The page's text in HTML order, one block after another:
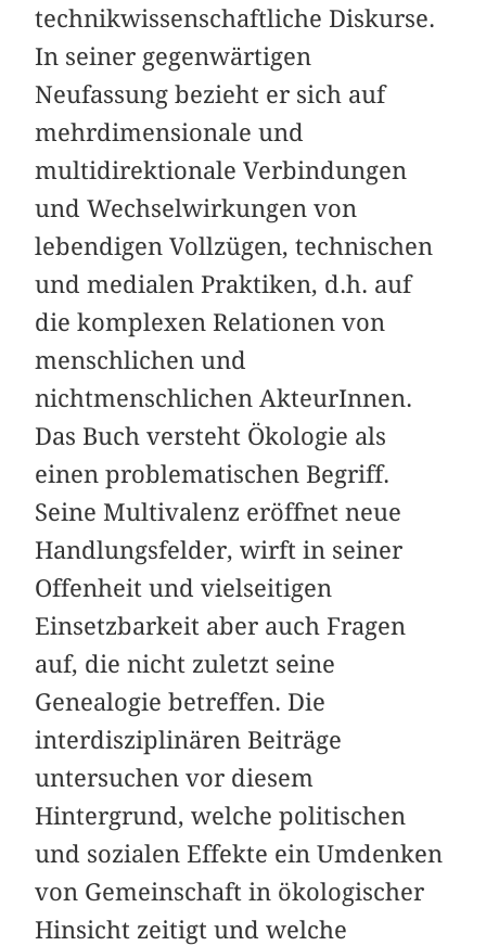
technikwissenschaftliche Diskurse.
In seiner gegenwärtigen
Neufassung bezieht er sich auf
mehr­dimensionale und
multidirektionale Verbindungen
und Wechselwirkungen von
lebendigen Vollzügen, technischen
und medialen Praktiken, d.h. auf
die komplexen Relationen von
menschlichen und
nichtmenschlichen AkteurInnen.
Das Buch versteht Ökologie als
einen problematischen Begriff.
Seine Multivalenz eröffnet neue
Handlungsfelder, wirft in seiner
Offenheit und vielseitigen
Einsetzbarkeit aber auch Fragen
auf, die nicht zuletzt seine
Genealogie betreffen. Die
interdisziplinären ­Beiträge
untersuchen vor diesem
Hintergrund, welche politischen
und sozialen Effekte ein Umdenken
von Gemeinschaft in ökologischer
Hinsicht zeitigt und welche